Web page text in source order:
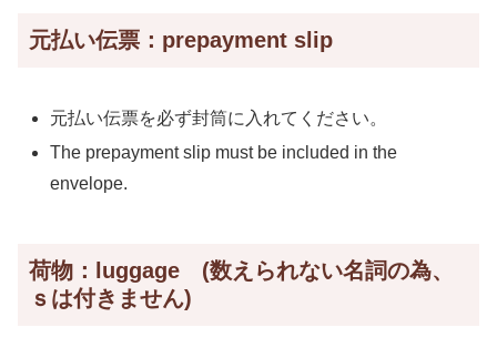
元払い伝票：prepayment slip
元払い伝票を必ず封筒に入れてください。
The prepayment slip must be included in the
envelope.
荷物：luggage (数えられない名詞の為、
ｓは付きません)